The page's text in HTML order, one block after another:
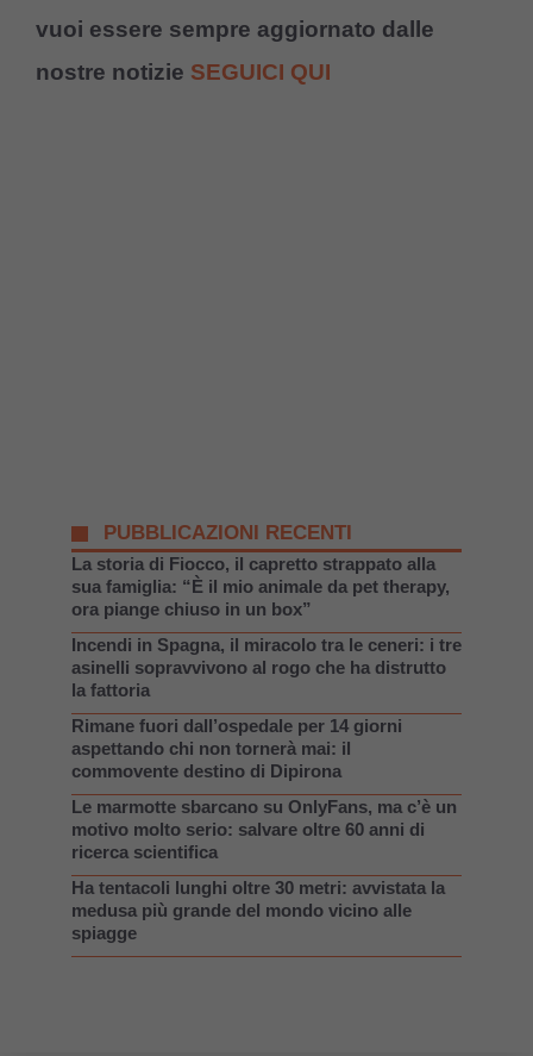
vuoi essere sempre aggiornato dalle
nostre notizie SEGUICI QUI
PUBBLICAZIONI RECENTI
La storia di Fiocco, il capretto strappato alla
sua famiglia: “È il mio animale da pet therapy,
ora piange chiuso in un box”
Incendi in Spagna, il miracolo tra le ceneri: i tre
asinelli sopravvivono al rogo che ha distrutto
la fattoria
Rimane fuori dall’ospedale per 14 giorni
aspettando chi non tornerà mai: il
commovente destino di Dipirona
Le marmotte sbarcano su OnlyFans, ma c’è un
motivo molto serio: salvare oltre 60 anni di
ricerca scientifica
Ha tentacoli lunghi oltre 30 metri: avvistata la
medusa più grande del mondo vicino alle
spiagge